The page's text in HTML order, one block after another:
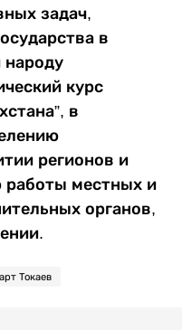
задач,
в
курс
в
регионов и
местных и
органов,
Токаев